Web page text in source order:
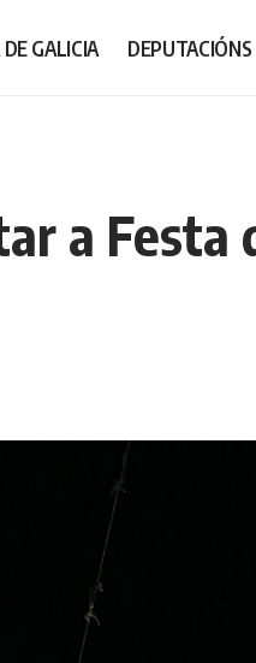
GALICIA DEPUTACIÓNS
a Festa